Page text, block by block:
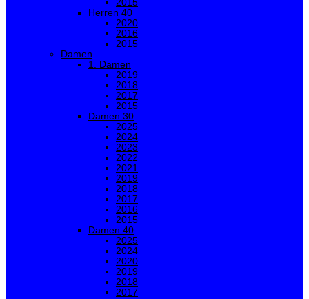
2015
Herren 40
2020
2016
2015
Damen
1. Damen
2019
2018
2017
2015
Damen 30
2025
2024
2023
2022
2021
2019
2018
2017
2016
2015
Damen 40
2025
2024
2020
2019
2018
2017